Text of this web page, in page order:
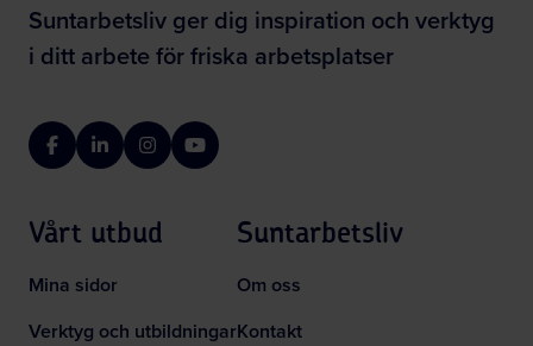
Suntarbetsliv ger dig inspiration och verktyg
i ditt arbete för friska arbetsplatser
FacebookLinkedInInstagramYouTube
Vårt utbud
Mina sidor
Verktyg och utbildningar
Suntarbetsliv
Om oss
Kontakt